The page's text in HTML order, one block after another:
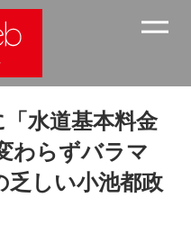
水道基本料金
わらずバラマ
乏しい小池都政